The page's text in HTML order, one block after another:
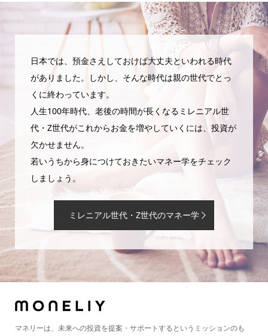
日本では、預金さえしておけば大丈夫といわれる時代
がありました。しかし、そんな時代は親の世代でとっ
くに終わっています。
人生100年時代、老後の時間が長くなるミレニアル世
代・Z世代がこれからお金を増やしていくには、投資が
欠かせません。
若いうちから身につけておきたいマネー学をチェック
しましょう。
ミレニアル世代・Z世代のマネー学
マネリーは、未来への投資を提案・サポートするというミッションのも